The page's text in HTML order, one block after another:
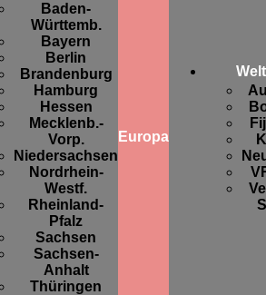
Baden-
Württemb.
Bayern
Berlin
Brandenburg
Hamburg
Hessen
Mecklenb.-
Vorp.
Niedersachsen
Nordrhein-
Westf.
Rheinland-
Pfalz
Sachsen
Sachsen-
Anhalt
Thüringen
Europa